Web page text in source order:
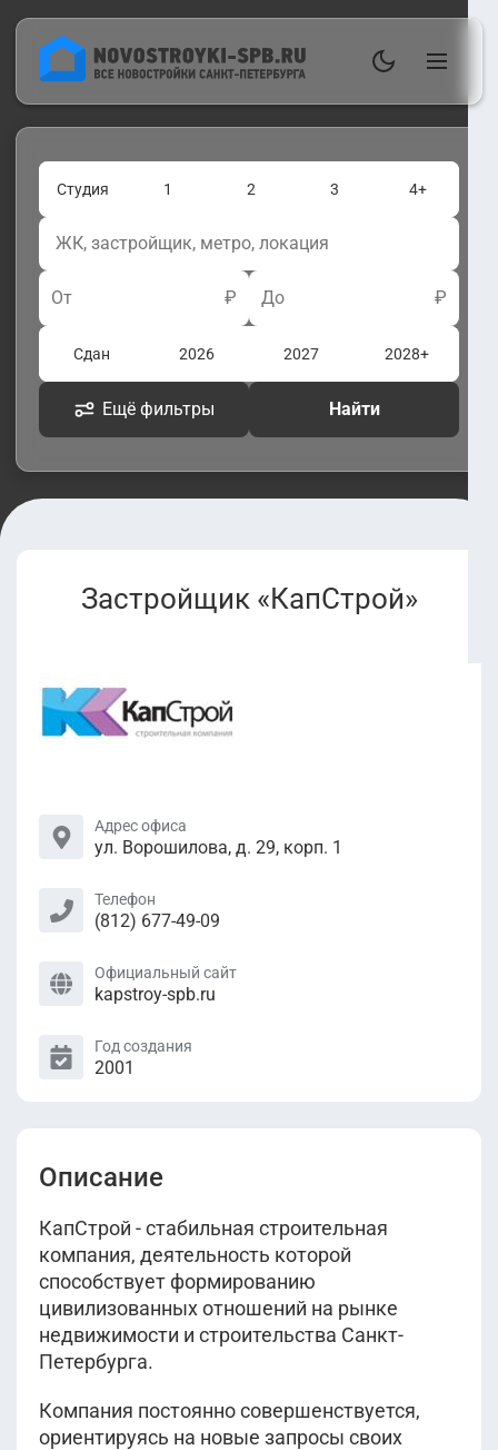
Студия 1 2 3 4+
От ₽ До ₽
Сдан 2026 2027 2028+
Ещё фильтры Найти
Застройщик «КапСтрой»
Адрес офиса
ул. Ворошилова, д. 29, корп. 1
Телефон
(812) 677-49-09
Официальный сайт
kapstroy-spb.ru
Год создания
2001
Описание
КапСтрой - стабильная строительная
компания, деятельность которой
способствует формированию
цивилизованных отношений на рынке
недвижимости и строительства Санкт-
Петербурга.
Компания постоянно совершенствуется,
ориентируясь на новые запросы своих